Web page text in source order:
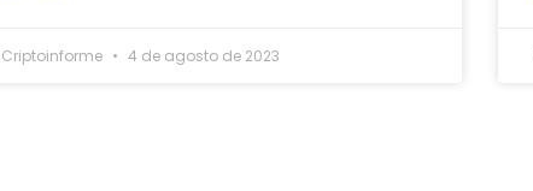
Criptoinforme 4 de agosto de 2023